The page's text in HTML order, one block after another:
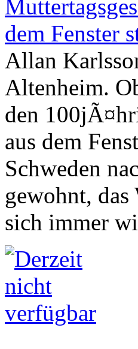
Allan
Altenheim.
den
aus dem
Schweden
gewohnt,
sich immer